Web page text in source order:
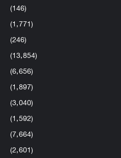
(146)
(1٬771)
(246)
(13٬854)
(6٬656)
(1٬897)
(3٬040)
(1٬592)
(7٬664)
(2٬601)